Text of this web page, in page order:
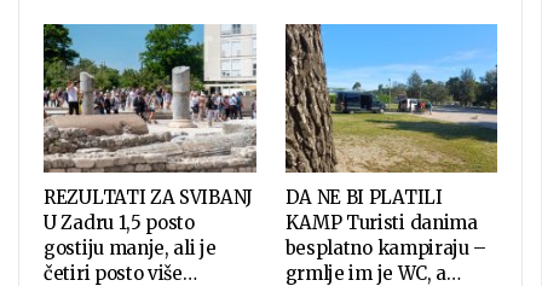
REZULTATI ZA SVIBANJ
U Zadru 1,5 posto
gostiju manje, ali je
četiri posto više…
DA NE BI PLATILI
KAMP Turisti danima
besplatno kampiraju –
grmlje im je WC, a…